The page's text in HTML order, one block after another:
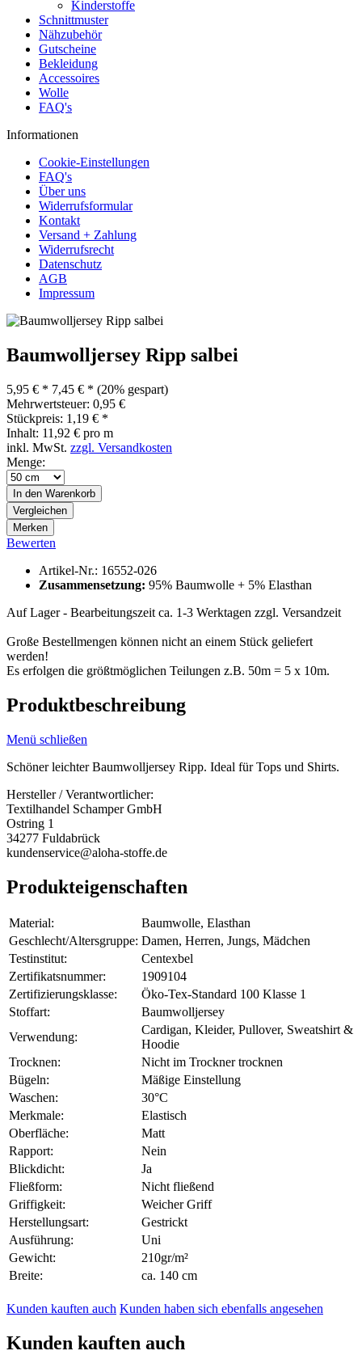
Kinderstoffe
Schnittmuster
Nähzubehör
Gutscheine
Bekleidung
Accessoires
Wolle
FAQ's
Informationen
Cookie-Einstellungen
FAQ's
Über uns
Widerrufsformular
Kontakt
Versand + Zahlung
Widerrufsrecht
Datenschutz
AGB
Impressum
Baumwolljersey Ripp salbei
5,95 € * 7,45 € * (20% gespart)
Mehrwertsteuer: 0,95 €
Stückpreis: 1,19 € *
Inhalt: 11,92 € pro m
inkl. MwSt. zzgl. Versandkosten
Menge:
In den Warenkorb
Vergleichen
Merken
Bewerten
Artikel-Nr.: 16552-026
Zusammensetzung: 95% Baumwolle + 5% Elasthan
Auf Lager - Bearbeitungszeit ca. 1-3 Werktagen zzgl. Versandzeit
Große Bestellmengen können nicht an einem Stück geliefert
werden!
Es erfolgen die größtmöglichen Teilungen z.B. 50m = 5 x 10m.
Produktbeschreibung
Menü schließen
Schöner leichter Baumwolljersey Ripp. Ideal für Tops und Shirts.
Hersteller / Verantwortlicher:
Textilhandel Schamper GmbH
Ostring 1
34277 Fuldabrück
kundenservice@aloha-stoffe.de
Produkteigenschaften
Material:
Baumwolle, Elasthan
Geschlecht/Altersgruppe: Damen, Herren, Jungs, Mädchen
Testinstitut:
Centexbel
Zertifikatsnummer:
1909104
Zertifizierungsklasse:
Öko-Tex-Standard 100 Klasse 1
Stoffart:
Baumwolljersey
Verwendung:
Cardigan, Kleider, Pullover, Sweatshirt &
Hoodie
Trocknen:
Nicht im Trockner trocknen
Bügeln:
Mäßige Einstellung
Waschen:
30°C
Merkmale:
Elastisch
Oberfläche:
Matt
Rapport:
Nein
Blickdicht:
Ja
Fließform:
Nicht fließend
Griffigkeit:
Weicher Griff
Herstellungsart:
Gestrickt
Ausführung:
Uni
Gewicht:
210gr/m²
Breite:
ca. 140 cm
Kunden kauften auch Kunden haben sich ebenfalls angesehen
Kunden kauften auch